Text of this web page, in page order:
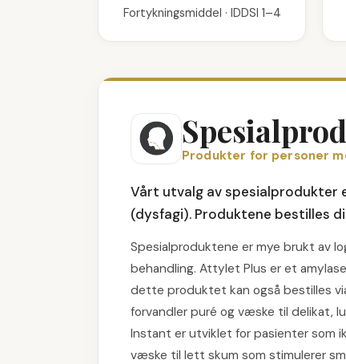
Fortykningsmiddel · IDDSI 1–4
Produkter for personer
Vårt utvalg av spesialprodukter
(dysfagi). Produktene bestilles
Spesialproduktene er mye brukt av
behandling. Attylet Plus er et
dette produktet kan også bestilles
forvandler puré og væske til delikat,
Instant er utviklet for pasienter som
væske til lett skum som stimulerer